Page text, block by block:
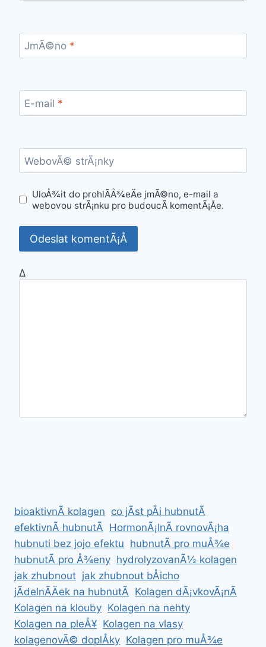
JmÃ©no *
E-mail *
WebovÃ© strÃ¡nky
UloÅ¾it do prohlÃ­Å¾eÄe jmÃ©no, e-mail a
webovou strÃ¡nku pro budoucÃ­ komentÃ¡Åe.
Δ
bioaktivnÃ­ kolagen co jÃ­st pÅi hubnutÃ­
efektivnÃ­ hubnutÃ­ HormonÃ¡lnÃ­ rovnovÃ¡ha
hubnuti bez jojo efektu hubnutÃ­ pro muÅ¾e
hubnutÃ­ pro Å¾eny hydrolyzovanÃ½ kolagen
jak zhubnout jak zhubnout bÅicho
jÃ­delnÃ­Äek na hubnutÃ­ Kolagen dÃ¡vkovÃ¡nÃ­
Kolagen na klouby Kolagen na nehty
Kolagen na pleÅ¥ Kolagen na vlasy
kolagenovÃ© doplÅky Kolagen pro muÅ¾e